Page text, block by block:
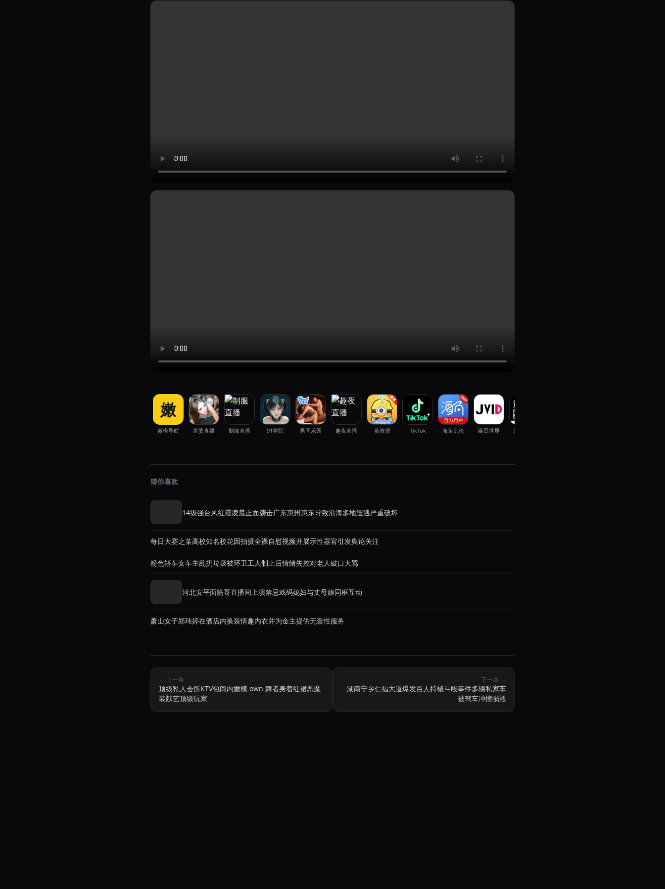
嫩
嫩模导航 富婆直播 制服直播 91学院 男同乐园 趣夜直播 黄教授 TikTok 海角乱伦 麻豆世界 爱豆Vlog
猜你喜欢
14级强台风红霞凌晨正面袭击广东惠州惠东导致沿海多地遭遇严重破坏
每日大赛之某高校知名校花因拍摄全裸自慰视频并展示性器官引发舆论关注
粉色轿车女车主乱扔垃圾被环卫工人制止后情绪失控对老人破口大骂
河北安平面筋哥直播间上演禁忌戏码媳妇与丈母娘同框互动
萧山女子郑玮婷在酒店内换装情趣内衣并为金主提供无套性服务
← 上一条
顶级私人会所KTV包间内嫩模 own 舞者身着红裙恶魔
装献艺顶级玩家
下一条 →
湖南宁乡仁福大道爆发百人持械斗殴事件多辆私家车
被驾车冲撞损毁